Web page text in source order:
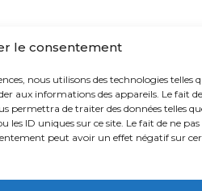
le consentement
nous utilisons des technologies telles
aux informations des appareils. Le fait de
permettra de traiter des données telles
ID uniques sur ce site. Le fait de ne pas
peut avoir un effet négatif sur